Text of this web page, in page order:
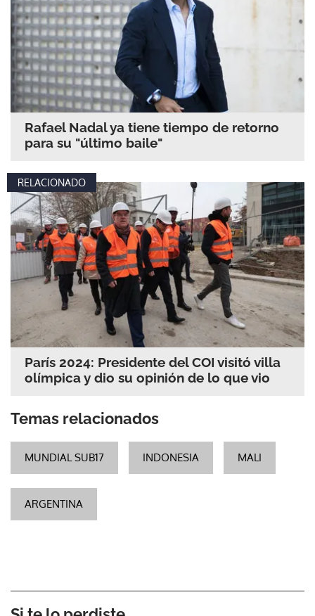
Rafael Nadal ya tiene tiempo de retorno
para su "último baile"
RELACIONADO
París 2024: Presidente del COI visitó villa
olímpica y dio su opinión de lo que vio
Temas relacionados
MUNDIAL SUB17 INDONESIA MALI
ARGENTINA